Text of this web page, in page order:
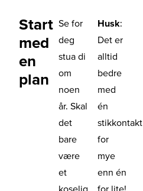
Start
med
en
plan
Se for
deg
stua di
om
noen
år. Skal
det
bare
være
et
koselig
Husk:
Det er
alltid
bedre
med
én
stikkontakt
for
mye
enn én
for lite!